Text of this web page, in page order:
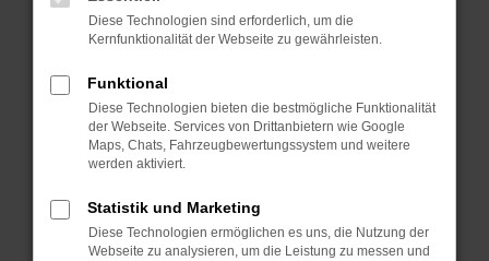
Internetverbindung.
deine Suchmaschine?
Prüfe deine Browsererweiterungen.
Manche Erweiterungen, wie Werbeblocker,
können das Laden bestimmter Seiten
anderen Browser oder in einem privaten
Fenster?
Diese Technologien sind erforderlich, um die
Kernfunktionalität der Webseite zu gewährleisten.
Funktional
Diese Technologien bieten die bestmögliche Funktionalität
der Webseite. Services von Drittanbietern wie Google
Maps, Chats, Fahrzeugbewertungssystem und weitere
werden aktiviert.
Statistik und Marketing
Diese Technologien ermöglichen es uns, die Nutzung der
Webseite zu analysieren, um die Leistung zu messen und